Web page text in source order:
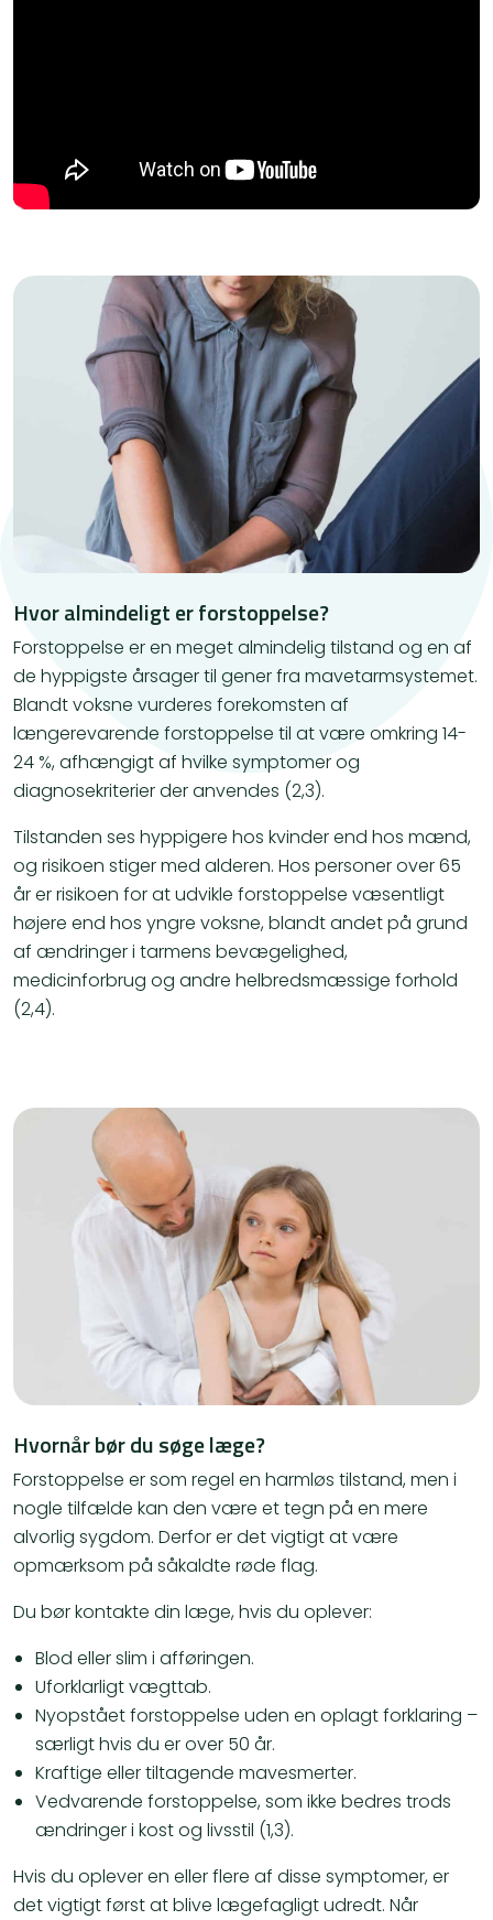
Hvor almindeligt er forstoppelse?
Forstoppelse er en meget almindelig tilstand og en af
de hyppigste årsager til gener fra mavetarmsystemet.
Blandt voksne vurderes forekomsten af
længerevarende forstoppelse til at være omkring 14-
24 %, afhængigt af hvilke symptomer og
diagnosekriterier der anvendes (2,3).
Tilstanden ses hyppigere hos kvinder end hos mænd,
og risikoen stiger med alderen. Hos personer over 65
år er risikoen for at udvikle forstoppelse væsentligt
højere end hos yngre voksne, blandt andet på grund
af ændringer i tarmens bevægelighed,
medicinforbrug og andre helbredsmæssige forhold
(2,4).
Hvornår bør du søge læge?
Forstoppelse er som regel en harmløs tilstand, men i
nogle tilfælde kan den være et tegn på en mere
alvorlig sygdom. Derfor er det vigtigt at være
opmærksom på såkaldte røde flag.
Du bør kontakte din læge, hvis du oplever:
Blod eller slim i afføringen.
Uforklarligt vægttab.
Nyopstået forstoppelse uden en oplagt forklaring –
særligt hvis du er over 50 år.
Kraftige eller tiltagende mavesmerter.
Vedvarende forstoppelse, som ikke bedres trods
ændringer i kost og livsstil (1,3).
Hvis du oplever en eller flere af disse symptomer, er
det vigtigt først at blive lægefagligt udredt. Når